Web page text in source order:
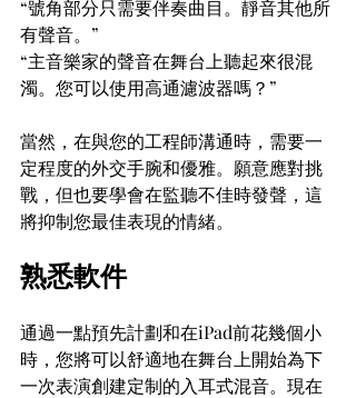
“號角部分只需要伴奏曲目。靜音其他所
有聲音。”
“主音樂家的聲音在舞台上聽起來很混
濁。您可以使用高通濾波器嗎？”
當然，在與您的工程師溝通時，需要一
定程度的外交手腕和優雅。願意應對挑
戰，但也要學會在監聽不佳時發聲，這
將抑制您最佳表現的情緒。
熟悉軟件
通過一點預先計劃和在iPad前花幾個小
時，您將可以舒適地在舞台上開始為下
一次表演創建定制的入耳式混音。現在